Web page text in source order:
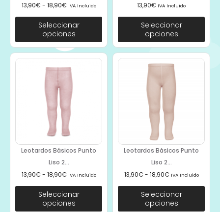
13,90€ - 18,90€ IVA Incluido
Seleccionar
opciones
13,90€ IVA Incluido
Seleccionar
opciones
Leotardos Básicos Punto
Liso 2...
13,90€ - 18,90€ IVA Incluido
Seleccionar
opciones
Leotardos Básicos Punto
Liso 2...
13,90€ - 18,90€ IVA Incluido
Seleccionar
opciones